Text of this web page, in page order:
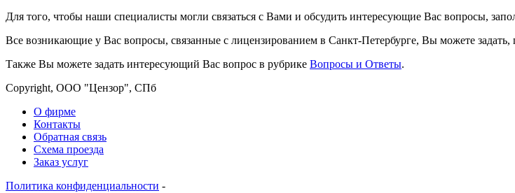
Для того, чтобы наши специалисты могли связаться с Вами и обсудить интересующие Вас вопросы,
Все возникающие у Вас вопросы, связанные с лицензированием в Санкт-Петербурге, Вы можете
Также Вы можете задать интересующий Вас вопрос в рубрике Вопросы и Ответы.
Copyright, ООО "Цензор", СПб
О фирме
Контакты
Обратная связь
Схема проезда
Заказ услуг
Политика конфиденциальности -